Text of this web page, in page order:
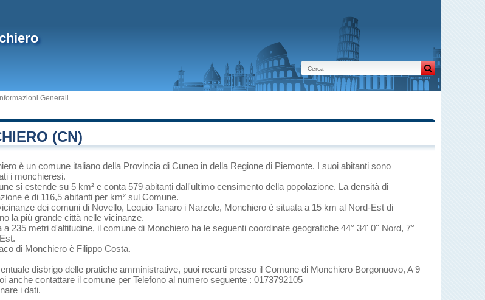
Generali
(CN)
è un comune italiano della Provincia di Cuneo in della Regione di Piemonte. I suoi abitanti sono
i monchieresi.
si estende su 5 km² e conta 579 abitanti dall'ultimo censimento della popolazione. La densità di
è di 116,5 abitanti per km² sul Comune.
dei comuni di Novello, Lequio Tanaro i Narzole, Monchiero è situata a 15 km al Nord-Est di
la più grande città nelle vicinanze.
a 235 metri d'altitudine, il comune di Monchiero ha le seguenti coordinate geografiche 44° 34' 0'' Nord, 7°
di Monchiero è Filippo Costa.
disbrigo delle pratiche amministrative, puoi recarti presso il Comune di Monchiero Borgonuovo, A 9
anche contattare il comune per Telefono al numero seguente : 0173792105
i dati.